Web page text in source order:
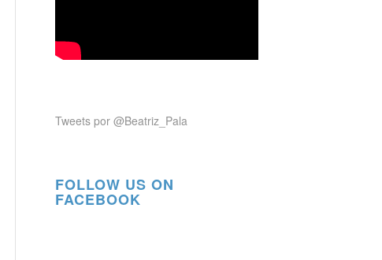
Tweets por @Beatriz_Pala
FOLLOW US ON
FACEBOOK